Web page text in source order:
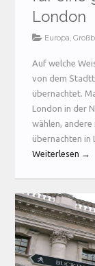
London
Europa,
Auf welche
von dem
übernachtet.
London in der
wählen,
übernachten in
Weiterlesen →